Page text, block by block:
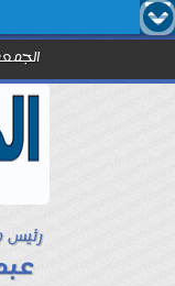
الجمعة 7
رئيس